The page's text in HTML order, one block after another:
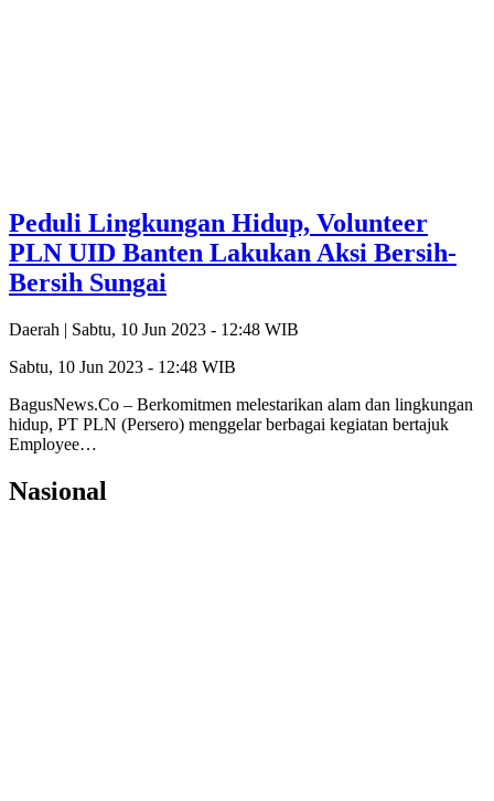
Peduli Lingkungan Hidup, Volunteer
PLN UID Banten Lakukan Aksi Bersih-
Bersih Sungai
Daerah | Sabtu, 10 Jun 2023 - 12:48 WIB
Sabtu, 10 Jun 2023 - 12:48 WIB
BagusNews.Co – Berkomitmen melestarikan alam dan lingkungan
hidup, PT PLN (Persero) menggelar berbagai kegiatan bertajuk
Employee…
Nasional